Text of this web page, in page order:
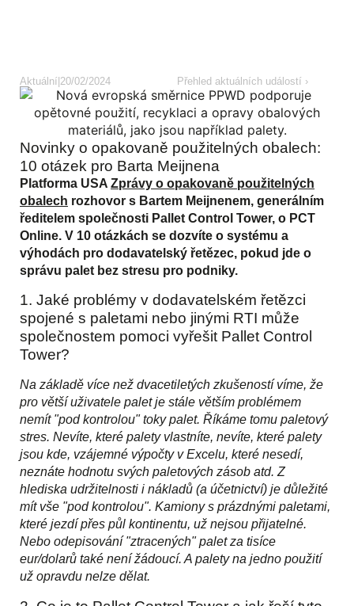
Aktuální 20/02/2024 Přehled aktuálních událostí ›
Novinky o opakovaně použitelných obalech:
10 otázek pro Barta Meijnena
Platforma USA Zprávy o opakovaně použitelných
obalech rozhovor s Bartem Meijnenem, generálním
ředitelem společnosti Pallet Control Tower, o PCT
Online. V 10 otázkách se dozvíte o systému a
výhodách pro dodavatelský řetězec, pokud jde o
správu palet bez stresu pro podniky.
1. Jaké problémy v dodavatelském řetězci
spojené s paletami nebo jinými RTI může
společnostem pomoci vyřešit Pallet Control
Tower?
Na základě více než dvacetiletých zkušeností víme, že
pro větší uživatele palet je stále větším problémem
nemít "pod kontrolou" toky palet. Říkáme tomu paletový
stres. Nevíte, které palety vlastníte, nevíte, které palety
jsou kde, vzájemné výpočty v Excelu, které nesedí,
neznáte hodnotu svých paletových zásob atd. Z
hlediska udržitelnosti i nákladů (a účetnictví) je důležité
mít vše "pod kontrolou". Kamiony s prázdnými paletami,
které jezdí přes půl kontinentu, už nejsou přijatelné.
Nebo odepisování "ztracených" palet za tisíce
eur/dolarů také není žádoucí. A palety na jedno použití
už opravdu nelze dělat.